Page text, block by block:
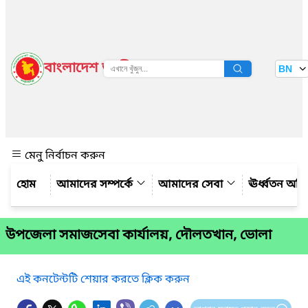
বাংলাদেশ জাতীয় তথ্য বাতায়ন BN
মেনু নির্বাচন করুন
আমাদের সম্পর্কে
আমাদের সেবা ঊর্ধ্বতন
উপজেলা সমাজসেবা কার্যালয়, দৌলতখান, ভোলা
এই কনটেন্টটি শেয়ার করতে ক্লিক করুন